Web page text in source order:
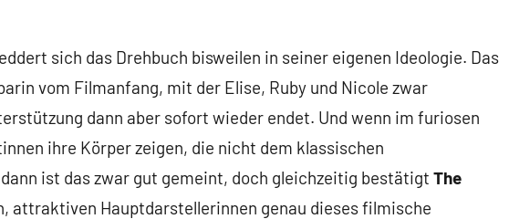
sich das Drehbuch bisweilen in seiner eigenen Ideologie. Das
vom Filmanfang, mit der Elise, Ruby und Nicole zwar
dann aber sofort wieder endet. Und wenn im furiosen
ihre Körper zeigen, die nicht dem klassischen
ist das zwar gut gemeint, doch gleichzeitig bestätigt The
attraktiven Hauptdarstellerinnen genau dieses filmische